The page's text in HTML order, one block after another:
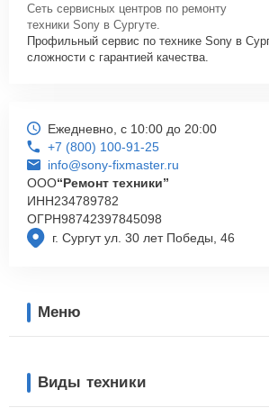
Сеть сервисных центров по ремонту
техники Sony в Сургуте.
Профильный сервис по технике Sony в
сложности с гарантией качества.
г. Сургут ул. 30 лет Победы, 46
Ежедневно, с 10:00 до 20:00
+7 (800) 100-91-25
info@sony-fixmaster.ru
ООО“Ремонт техники”
ИНН234789782
ОГРН98742397845098
Меню
Виды техники